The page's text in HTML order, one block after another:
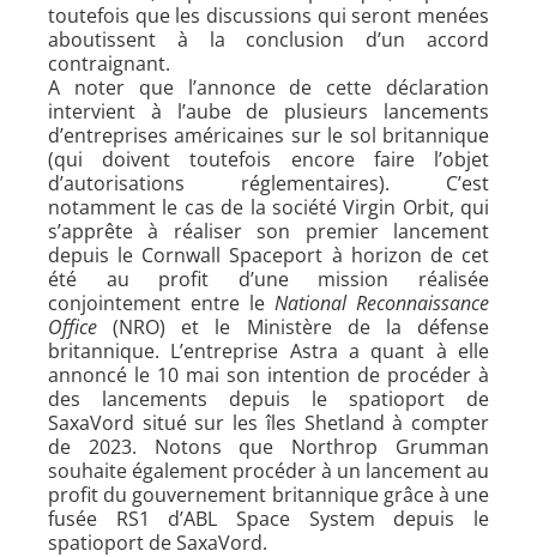
toutefois que les discussions qui seront menées
aboutissent à la conclusion d’un accord
contraignant.
A noter que l’annonce de cette déclaration
intervient à l’aube de plusieurs lancements
d’entreprises américaines sur le sol britannique
(qui doivent toutefois encore faire l’objet
d’autorisations réglementaires). C’est
notamment le cas de la société Virgin Orbit, qui
s’apprête à réaliser son premier lancement
depuis le Cornwall Spaceport à horizon de cet
été au profit d’une mission réalisée
conjointement entre le National Reconnaissance
Office (NRO) et le Ministère de la défense
britannique. L’entreprise Astra a quant à elle
annoncé le 10 mai son intention de procéder à
des lancements depuis le spatioport de
SaxaVord situé sur les îles Shetland à compter
de 2023. Notons que Northrop Grumman
souhaite également procéder à un lancement au
profit du gouvernement britannique grâce à une
fusée RS1 d’ABL Space System depuis le
spatioport de SaxaVord.